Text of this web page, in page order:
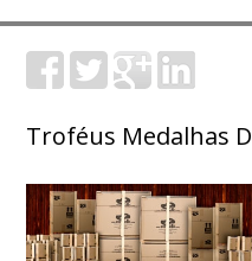
Troféus Medalhas